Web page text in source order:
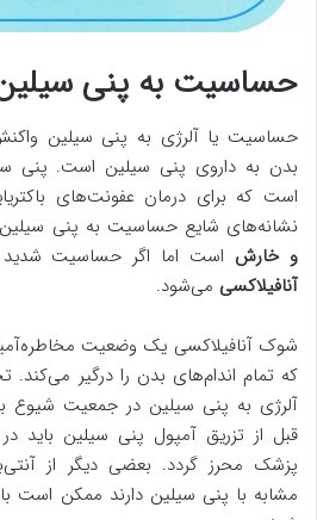
حساسیت به پنی
حساسیت یا آلرژی به پنی سیلین
بدن به داروی پنی سیلین است. پنی
است که برای درمان عفونت‌های
نشانه‌های شایع حساسیت به پنی
و خارش است اما اگر حساسیت شدید
آنافیلاکسی می‌شود.
شوک آنافیلاکسی یک وضعیت
که تمام اندام‌های بدن را درگیر
آلرژی به پنی سیلین در جمعیت شیوع
قبل از تزریق آمپول پنی سیلین باید در
پزشک محرز گردد. بعضی دیگر از
مشابه با پنی سیلین دارند ممکن است